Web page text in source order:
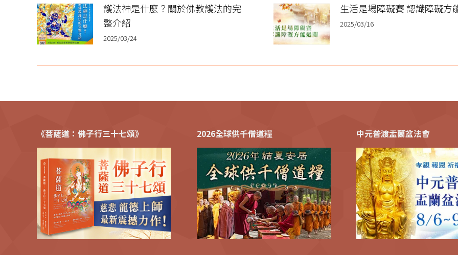
護法神是什麼？關於佛教護法的完
整介紹
2025/03/24
生活是場障礙賽 認識障礙方
2025/03/16
《菩薩道：佛子行三十七頌》 2026全球供千僧道糧 中元普渡盂蘭盆法會